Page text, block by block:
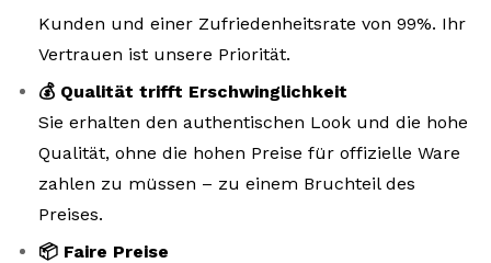
Kunden und einer Zufriedenheitsrate von 99%. Ihr
Vertrauen ist unsere Priorität.
💰 Qualität trifft Erschwinglichkeit
Sie erhalten den authentischen Look und die hohe
Qualität, ohne die hohen Preise für offizielle Ware
zahlen zu müssen – zu einem Bruchteil des
Preises.
📦 Faire Preise